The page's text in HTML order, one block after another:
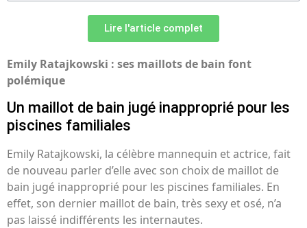
Lire l'article complet
Emily Ratajkowski : ses maillots de bain font
polémique
Un maillot de bain jugé inapproprié pour les
piscines familiales
Emily Ratajkowski, la célèbre mannequin et actrice, fait
de nouveau parler d’elle avec son choix de maillot de
bain jugé inapproprié pour les piscines familiales. En
effet, son dernier maillot de bain, très sexy et osé, n’a
pas laissé indifférents les internautes.